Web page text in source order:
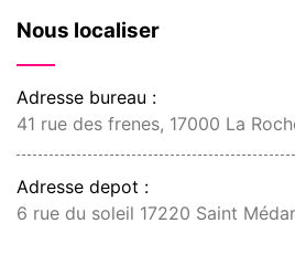
Nous localiser
Adresse bureau :
41 rue des frenes, 17000 La
Adresse depot :
6 rue du soleil 17220 Saint